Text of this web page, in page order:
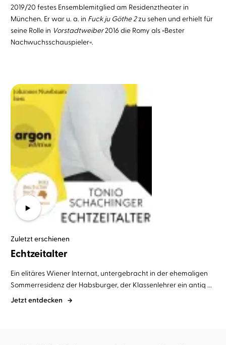
2019/20 festes Ensemblemitglied am Residenztheater in
München. Er war u. a. in Fuck ju Göthe 2zu sehen und erhielt für
seine Rolle in Vorstadtweiber2016 die Romy als »Bester
Nachwuchsschauspieler«.
Zuletzt erschienen
Echtzeitalter
Ein elitäres Wiener Internat, untergebracht in der ehemaligen
Sommerresidenz der Habsburger, der Klassenlehrer ein antiq ...
Jetzt entdecken